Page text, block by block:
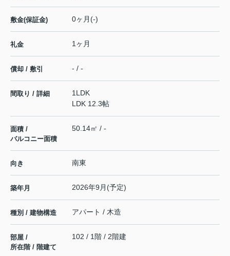
敷金(保証金) 0ヶ月(-)
礼金 1ヶ月
償却 / 敷引 - / -
間取り / 詳細
1LDK
LDK 12.3帖
面積 /
バルコニー面積
50.14㎡ / -
向き 南東
築年月 2026年9月(予定)
種別 / 建物構造 アパート / 木造
部屋 /
所在階 / 階建て
102 / 1階 / 2階建